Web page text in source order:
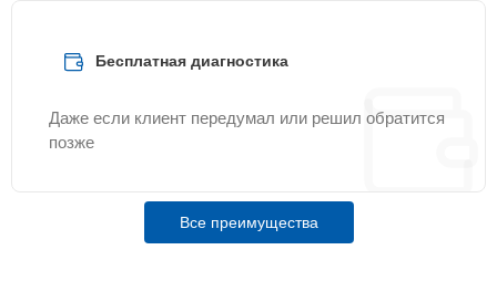
Бесплатная диагностика
Даже если клиент передумал или решил обратится
позже
Все преимущества